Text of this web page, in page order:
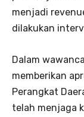
menjadi
dilakukan
Dalam
memberikan
Perangkat
telah menjaga